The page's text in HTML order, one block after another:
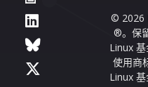
© 2026
®。保
Linux
使用商
Linux